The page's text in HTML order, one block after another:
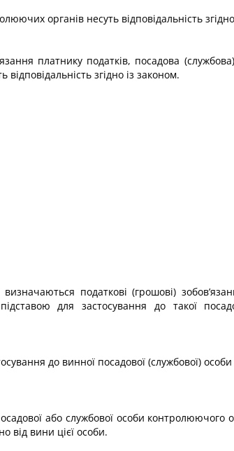
органів несуть відповідальність
платнику податків, посадова
згідно із законом.
податкові (грошові)
для застосування до такої
до винної посадової (службової)
або службової особи контролюючого
від вини цієї особи.